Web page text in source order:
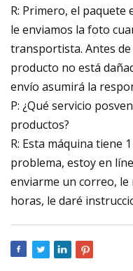
R: Primero, el paquete
le enviamos la foto
transportista. Antes
producto no está
envío asumirá la
P: ¿Qué servicio
productos?
R: Esta máquina tiene
problema, estoy en
enviarme un correo,
horas, le daré